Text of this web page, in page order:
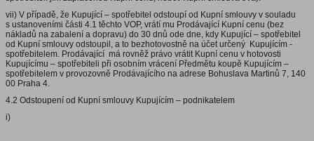
vii) V případě, že Kupující – spotřebitel odstoupí od Kupní smlouvy v souladu
s ustanoveními části 4.1 těchto VOP, vrátí mu Prodávající Kupní cenu (bez
nákladů na zabalení a dopravu) do 30 dnů ode dne, kdy Kupující – spotřebitel
od Kupní smlouvy odstoupil, a to bezhotovostně na účet určený Kupujícím -
spotřebitelem. Prodávající má rovněž právo vrátit Kupní cenu v hotovosti
Kupujícímu – spotřebiteli při osobním vrácení Předmětu koupě Kupujícím –
spotřebitelem v provozovně Prodávajícího na adrese Bohuslava Martinů 7, 140
00 Praha 4.
4.2 Odstoupení od Kupní smlouvy Kupujícím – podnikatelem
i)